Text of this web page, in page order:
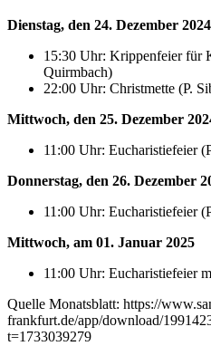
Dienstag, den 24. Dezember 2024
15:30 Uhr: Krippenfeier für
Quirmbach)
22:00 Uhr: Christmette (P.
Mittwoch, den 25. Dezember
11:00 Uhr: Eucharistiefeier
Donnerstag, den 26. Dezember
11:00 Uhr: Eucharistiefeier
Mittwoch, am 01. Januar 2025
11:00 Uhr: Eucharistiefeier
Quelle Monatsblatt: https://
frankfurt.de/app/download/
t=1733039279